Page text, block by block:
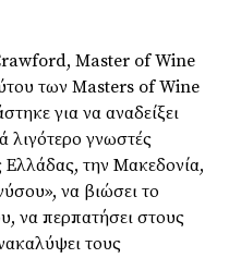
Master of Wine
των Masters of Wine
για να αναδείξει
λιγότερο γνωστές
Ελλάδας, την Μακεδονία,
να βιώσει το
να περπατήσει στους
τους